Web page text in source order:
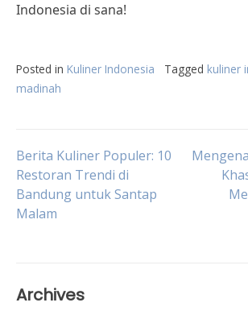
Indonesia di sana!
Posted in Kuliner Indonesia Tagged kuliner
madinah
Post
navigation
Berita Kuliner Populer: 10
Restoran Trendi di
Bandung untuk Santap
Malam
Archives